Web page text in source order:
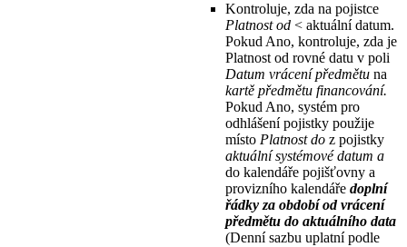
Kontroluje, zda na pojistce
Platnost od < aktuální datum.
Pokud Ano, kontroluje, zda je
Platnost od rovné datu v poli
Datum vrácení předmětu na
kartě předmětu financování.
Pokud Ano, systém pro
odhlášení pojistky použije
místo Platnost do z pojistky
aktuální systémové datum a
do kalendáře pojišťovny a
provizního kalendáře doplní
řádky za období od vrácení
předmětu do aktuálního data
(Denní sazbu uplatní podle